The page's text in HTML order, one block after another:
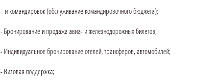
и командировок (обслуживание командировочного бюджета);
- Бронирование и продажа авиа- и железнодорожных билетов;
- Индивидуальное бронирование отелей, трансферов, автомобилей;
- Визовая поддержка;